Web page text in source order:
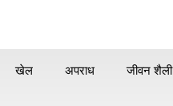
खेल अपराध जीवन शैली